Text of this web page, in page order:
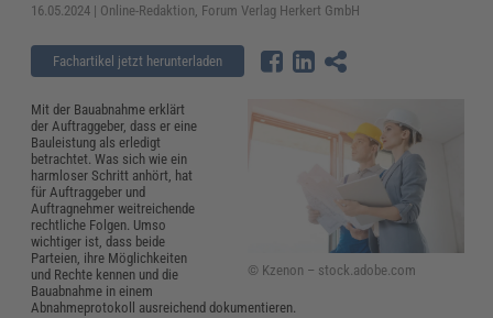
16.05.2024 | Online-Redaktion, Forum Verlag Herkert GmbH
Fachartikel jetzt herunterladen
© Kzenon – stock.adobe.com
Mit der Bauabnahme erklärt
der Auftraggeber, dass er eine
Bauleistung als erledigt
betrachtet. Was sich wie ein
harmloser Schritt anhört, hat
für Auftraggeber und
Auftragnehmer weitreichende
rechtliche Folgen. Umso
wichtiger ist, dass beide
Parteien, ihre Möglichkeiten
und Rechte kennen und die
Bauabnahme in einem
Abnahmeprotokoll ausreichend dokumentieren.